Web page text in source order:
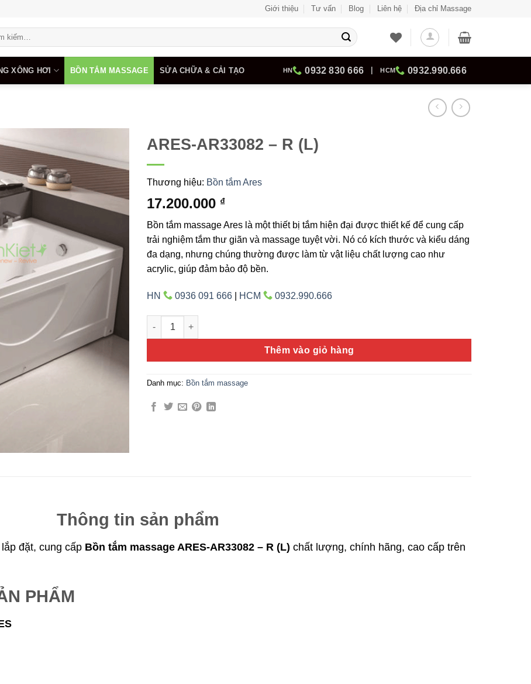
Giới thiệu Tư vấn Blog Liên hệ Địa chỉ Massage
XÔNG HƠI BỒN TẮM MASSAGE SỬA CHỮA & CẢI TẠO HN 0932 830 666 HCM 0932.990.666
Add to
wishlist
ARES-AR33082 – R (L)
Thương hiệu: Bồn tắm Ares
17.200.000 ₫
Bồn tắm massage Ares là một thiết bị tắm hiện đại được thiết kế để cung cấp
trải nghiệm tắm thư giãn và massage tuyệt vời. Nó có kích thước và kiểu dáng
đa dạng, nhưng chúng thường được làm từ vật liệu chất lượng cao như
acrylic, giúp đảm bảo độ bền.
HN 0936 091 666 HCM 0932.990.666
ARES-AR33082 – R (L) số lượng
Thêm vào giỏ hàng
Danh mục: Bồn tắm massage
Thông tin sản phẩm
đặt, cung cấp Bồn tắm massage ARES-AR33082 – R (L) chất lượng, chính hãng, cao cấp trên
PHẨM